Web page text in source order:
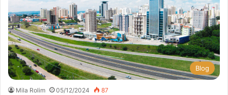
Blog
Mila Rolim 05/12/2024 87